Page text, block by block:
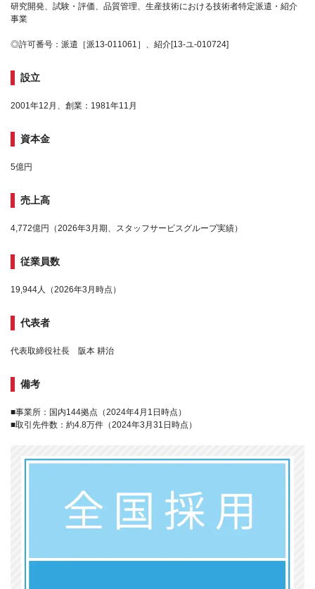
研究開発、試験・評価、品質管理、生産技術における技術者特定派遣・紹介
事業
◎許可番号：派遣［派13-011061］、紹介[13-ユ-010724]
設立
2001年12月、創業：1981年11月
資本金
5億円
売上高
4,772億円（2026年3月期、スタッフサービスグループ実績）
従業員数
19,944人（2026年3月時点）
代表者
代表取締役社⻑ 阪本 耕治
備考
■事業所：国内144拠点（2024年4月1日時点）
■取引先件数：約4.8万件（2024年3月31日時点）